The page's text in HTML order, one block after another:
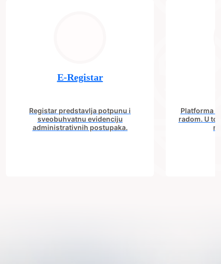
E-Registar
Registar predstavlja potpunu i
sveobuhvatnu evidenciju
administrativnih postupaka.
Platforma
radom. U